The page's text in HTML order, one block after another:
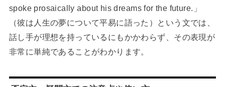
spoke prosaically about his dreams for the future.」
（彼は人生の夢について平易に語った）という文では、
話し手が理想を持っているにもかかわらず、その表現が
非常に単純であることがわかります。